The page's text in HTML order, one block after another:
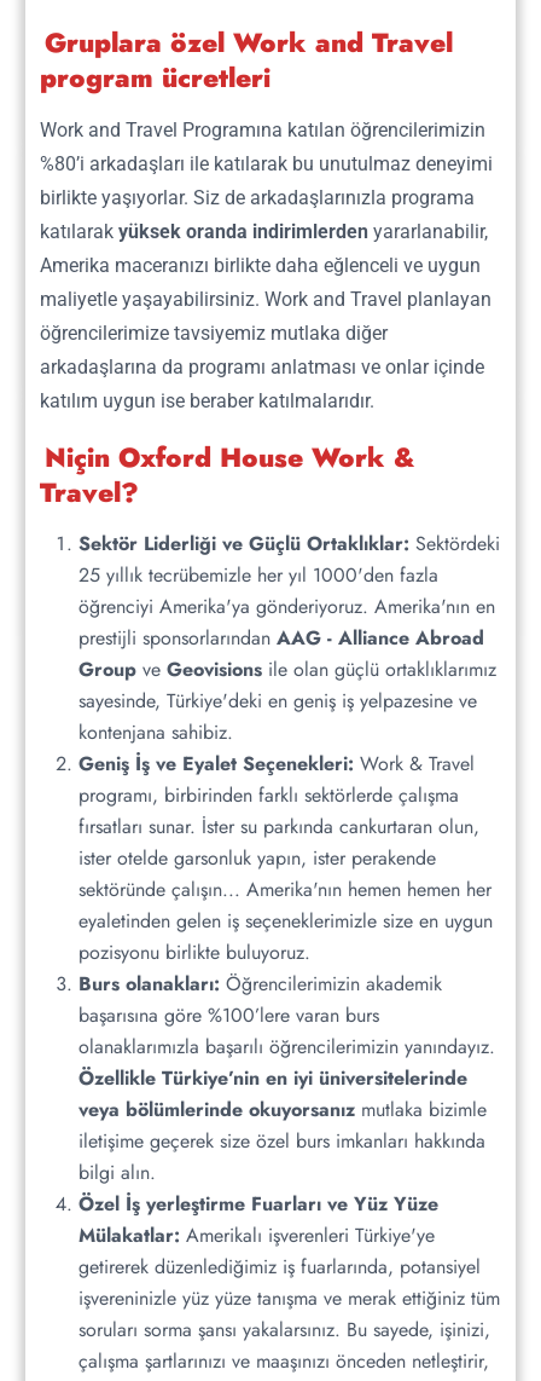
4. Adım
İlk 2 Hafta Yapman Gerekenler
5. Adım
Amerika'da Çalışma Süreci
Amerika'da Seyahat Süreci
OXFORD HOUSE WAT
BİLGİLENDİRİCİ PDFLER
Gruplara özel Work and Travel
program ücretleri
Work and Travel Programına katılan öğrencilerimizin
%80’i arkadaşları ile katılarak bu unutulmaz deneyimi
birlikte yaşıyorlar. Siz de arkadaşlarınızla programa
katılarak yüksek oranda indirimlerden yararlanabilir,
Amerika maceranızı birlikte daha eğlenceli ve uygun
maliyetle yaşayabilirsiniz. Work and Travel planlayan
öğrencilerimize tavsiyemiz mutlaka diğer
arkadaşlarına da programı anlatması ve onlar içinde
katılım uygun ise beraber katılmalarıdır.
Niçin Oxford House Work &
Travel?
Sektör Liderliği ve Güçlü Ortaklıklar: Sektördeki
25 yıllık tecrübemizle her yıl 1000'den fazla
öğrenciyi Amerika'ya gönderiyoruz. Amerika'nın en
prestijli sponsorlarından AAG - Alliance Abroad
Group ve Geovisions ile olan güçlü ortaklıklarımız
sayesinde, Türkiye'deki en geniş iş yelpazesine ve
kontenjana sahibiz.
Geniş İş ve Eyalet Seçenekleri: Work & Travel
programı, birbirinden farklı sektörlerde çalışma
fırsatları sunar. İster su parkında cankurtaran olun,
ister otelde garsonluk yapın, ister perakende
sektöründe çalışın... Amerika'nın hemen hemen her
eyaletinden gelen iş seçeneklerimizle size en uygun
pozisyonu birlikte buluyoruz.
Burs olanakları: Öğrencilerimizin akademik
başarısına göre %100’lere varan burs
olanaklarımızla başarılı öğrencilerimizin yanındayız.
Özellikle Türkiye’nin en iyi üniversitelerinde
veya bölümlerinde okuyorsanız mutlaka bizimle
iletişime geçerek size özel burs imkanları hakkında
bilgi alın.
Özel İş yerleştirme Fuarları ve Yüz Yüze
Mülakatlar: Amerikalı işverenleri Türkiye'ye
getirerek düzenlediğimiz iş fuarlarında, potansiyel
işvereninizle yüz yüze tanışma ve merak ettiğiniz tüm
soruları sorma şansı yakalarsınız. Bu sayede, işinizi,
çalışma şartlarınızı ve maaşınızı önceden netleştirir,